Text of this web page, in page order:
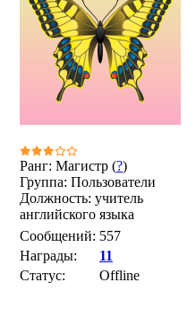
Ранг: Магистр (?)
Группа: Пользователи
Должность: учитель
английского языка
Сообщений: 557
Награды:
11
Статус:
Offline